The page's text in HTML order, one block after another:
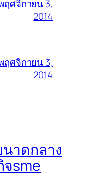
ฤศจิกายน 3,
2014
ฤศจิกายน 3,
2014
าดกลาง
sme